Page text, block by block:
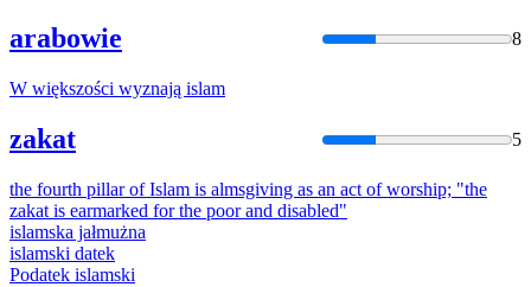
arabowie 8
W większości wyznają islam
zakat 5
the fourth pillar ofIslam is almsgiving as an act of worship; "the
zakat is earmarked for the poor and disabled"
islamska jałmużna
islamski datek
Podatek islamski